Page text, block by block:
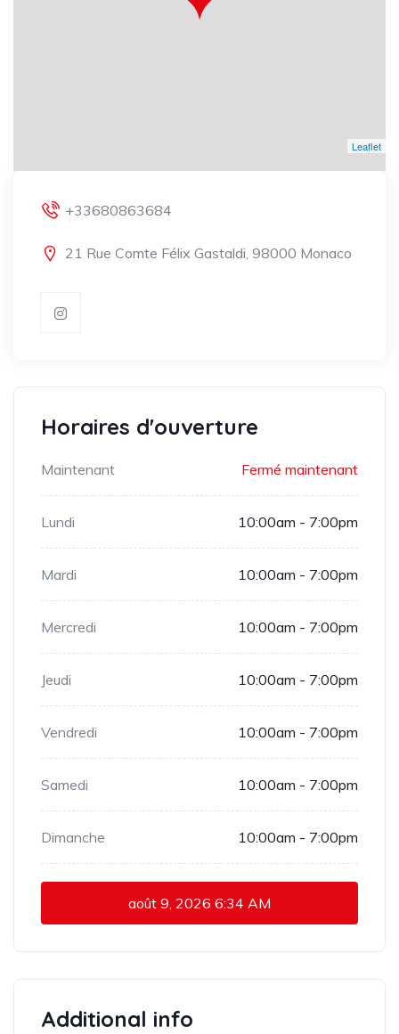
Leaflet
+33680863684
21 Rue Comte Félix Gastaldi, 98000 Monaco
Horaires d'ouverture
Maintenant Fermé maintenant
Lundi 10:00am - 7:00pm
Mardi 10:00am - 7:00pm
Mercredi 10:00am - 7:00pm
Jeudi 10:00am - 7:00pm
Vendredi 10:00am - 7:00pm
Samedi 10:00am - 7:00pm
Dimanche 10:00am - 7:00pm
août 9, 2026 6:34 AM
Additional info